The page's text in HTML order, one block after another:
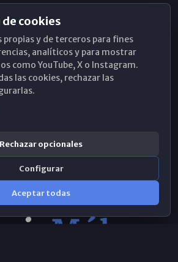
cookies
y de terceros para fines
analíticos y para mostrar
como YouTube, X o Instagram.
las cookies, rechazar las
Rechazar opcionales
Configurar
Aceptar todas